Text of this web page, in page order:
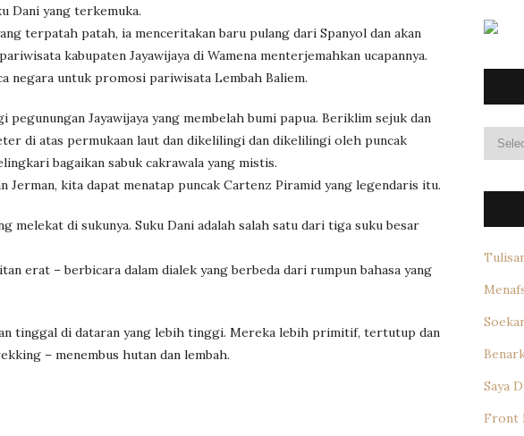
Dani yang terkemuka.
terpatah patah, ia menceritakan baru pulang dari Spanyol dan akan
kabupaten Jayawijaya di Wamena menterjemahkan ucapannya.
negara untuk promosi pariwisata Lembah Baliem.
Jayawijaya yang membelah bumi papua. Beriklim sejuk dan
di atas permukaan laut dan dikelilingi dan dikelilingi oleh puncak
bagaikan sabuk cakrawala yang mistis.
kita dapat menatap puncak Cartenz Piramid yang legendaris itu.
di sukunya. Suku Dani adalah salah satu dari tiga suku besar
erat – berbicara dalam dialek yang berbeda dari rumpun bahasa yang
tinggal di dataran yang lebih tinggi. Mereka lebih primitif, tertutup dan
– menembus hutan dan lembah.
Saya
Front